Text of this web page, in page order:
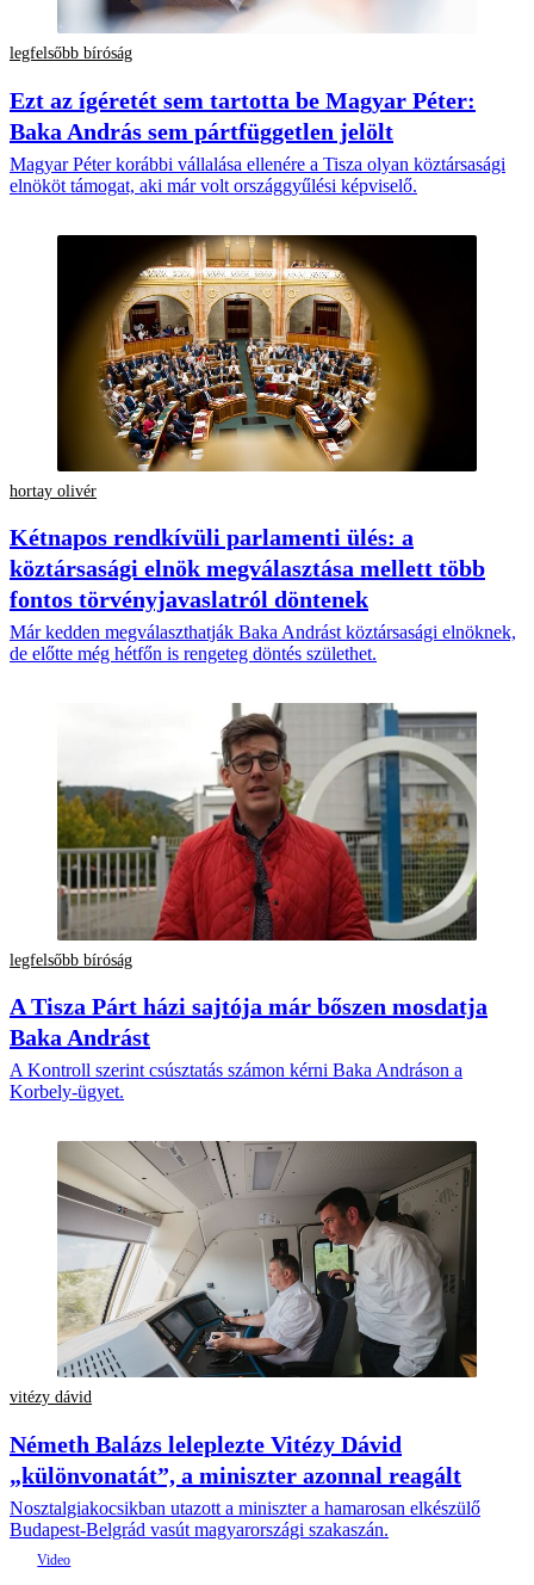
legfelsőbb bíróság
Ezt az ígéretét sem tartotta be Magyar Péter:
Baka András sem pártfüggetlen jelölt
Magyar Péter korábbi vállalása ellenére a Tisza olyan köztársasági
elnököt támogat, aki már volt országgyűlési képviselő.
hortay olivér
Kétnapos rendkívüli parlamenti ülés: a
köztársasági elnök megválasztása mellett több
fontos törvényjavaslatról döntenek
Már kedden megválaszthatják Baka Andrást köztársasági elnöknek,
de előtte még hétfőn is rengeteg döntés születhet.
legfelsőbb bíróság
A Tisza Párt házi sajtója már bőszen mosdatja
Baka Andrást
A Kontroll szerint csúsztatás számon kérni Baka Andráson a
Korbely-ügyet.
vitézy dávid
Németh Balázs leleplezte Vitézy Dávid
„különvonatát”, a miniszter azonnal reagált
Nosztalgiakocsikban utazott a miniszter a hamarosan elkészülő
Budapest-Belgrád vasút magyarországi szakaszán.